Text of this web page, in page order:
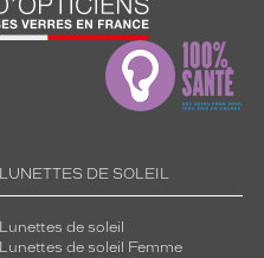
LUNETTES DE SOLEIL
Lunettes de soleil
Lunettes de soleil Femme